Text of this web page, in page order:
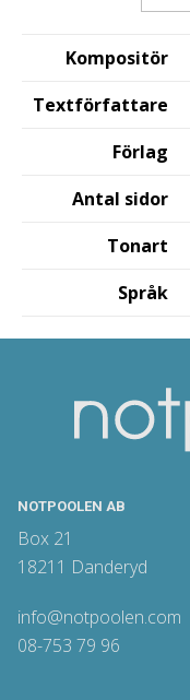
Kompositör
Textförfattare
Förlag
Antal sidor
Tonart
Språk
NOTPOOLEN AB
Box 21
18211 Danderyd
info@notpoolen.com
08-753 79 96